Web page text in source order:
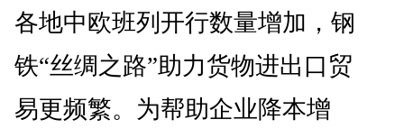
各地中欧班列开行数量增加，钢
铁“丝绸之路”助力货物进出口贸
易更频繁。为帮助企业降本增